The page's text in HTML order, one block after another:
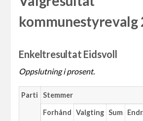
kommunestyrevalg
Enkeltresultat Eidsvoll
Oppslutning i prosent.
Parti Stemmer
Forhånd Valgting Sum